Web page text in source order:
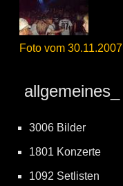
Foto vom 30.11.2007
allgemeines_
3006 Bilder
1801 Konzerte
1092 Setlisten